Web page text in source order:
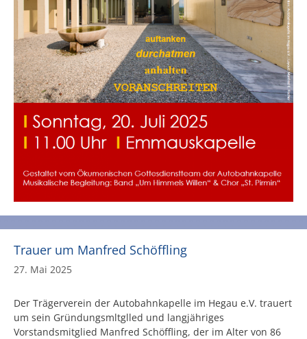
Trauer um Manfred Schöffling
27. Mai 2025
Der Trägerverein der Autobahnkapelle im Hegau e.V. trauert
um sein Gründungsmltglled und langjähriges
Vorstandsmitglied Manfred Schöffling, der im Alter von 86